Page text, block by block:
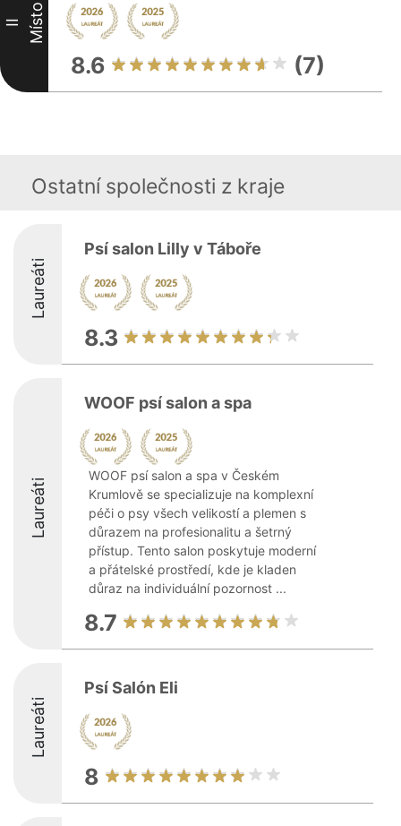
II Místo
8.6 (7)
Ostatní společnosti z kraje
Laureáti
Psí salon Lilly v Táboře
8.3
Laureáti
WOOF psí salon a spa
WOOF psí salon a spa v Českém
Krumlově se specializuje na komplexní
péči o psy všech velikostí a plemen s
důrazem na profesionalitu a šetrný
přístup. Tento salon poskytuje moderní
a přátelské prostředí, kde je kladen
důraz na individuální pozornost ...
8.7
Laureáti
Psí Salón Eli
8